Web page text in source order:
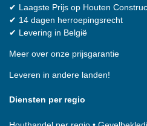
✔ Laagste Prijs op Houten
✔ 14 dagen herroepingsrecht
✔ Levering in België
Meer over onze prijsgarantie
Leveren in andere landen!
Diensten per regio